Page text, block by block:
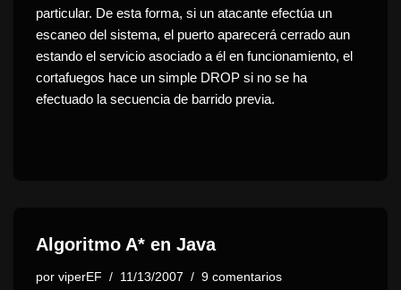
particular. De esta forma, si un atacante efectúa un
escaneo del sistema, el puerto aparecerá cerrado aun
estando el servicio asociado a él en funcionamiento, el
cortafuegos hace un simple DROP si no se ha
efectuado la secuencia de barrido previa.
Algoritmo A* en Java
por viperEF 11/13/2007 9 comentarios